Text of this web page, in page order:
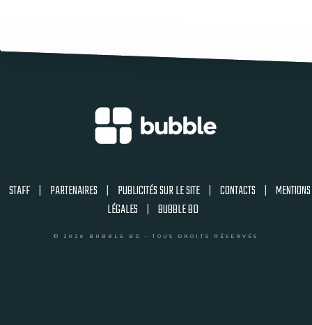
STAFF | PARTENAIRES | PUBLICITÉS SUR LE SITE | CONTACTS | MENTIONS
LÉGALES | BUBBLE BD
© 2026 BUBBLE BD - TOUS DROITS RÉSERVÉS